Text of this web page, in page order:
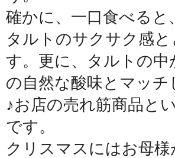
確かに、一口食べる
タルトのサクサク感
す。更に、タルトの
の自然な酸味とマッ
♪お店の売れ筋商品と
です。
クリスマスにはお母